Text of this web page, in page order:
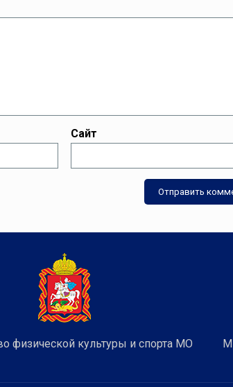
Сайт
физической культуры и спорта МО